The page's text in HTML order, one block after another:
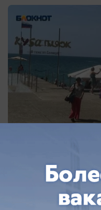
07.06.2026